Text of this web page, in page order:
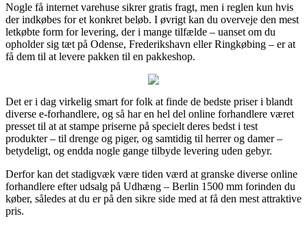
Nogle få internet varehuse sikrer gratis fragt, men i reglen kun hvis
der indkøbes for et konkret beløb. I øvrigt kan du overveje den mest
letkøbte form for levering, der i mange tilfælde – uanset om du
opholder sig tæt på Odense, Frederikshavn eller Ringkøbing – er at
få dem til at levere pakken til en pakkeshop.
Det er i dag virkelig smart for folk at finde de bedste priser i blandt
diverse e-forhandlere, og så har en hel del online forhandlere været
presset til at at stampe priserne på specielt deres bedst i test
produkter – til drenge og piger, og samtidig til herrer og damer –
betydeligt, og endda nogle gange tilbyde levering uden gebyr.
Derfor kan det stadigvæk være tiden værd at granske diverse online
forhandlere efter udsalg på Udhæng – Berlin 1500 mm forinden du
køber, således at du er på den sikre side med at få den mest attraktive
pris.